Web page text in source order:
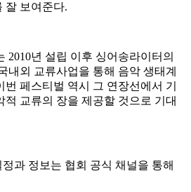
잘 보여준다.
2010년 설립 이후 싱어송라이터의
내외 교류사업을 통해 음악 생태계
페스티벌 역시 그 연장선에서 기
적 교류의 장을 제공할 것으로 기대
과 정보는 협회 공식 채널을 통해